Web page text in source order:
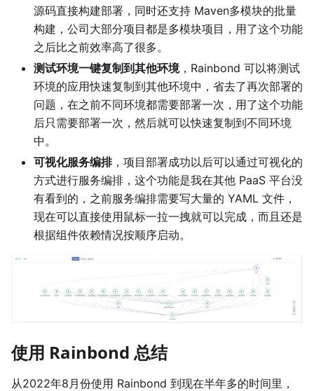
源码直接构建部署，同时还支持 Maven多模块的批量
构建，公司大部分项目都是多模块项目，用了这个功能
之后比之前效率高了很多。
测试环境一键复制到其他环境，Rainbond 可以将测试
环境的应用快速复制到其他环境中，省去了再次部署的
问题，在之前不同环境都需要部署一次，用了这个功能
后只需要部署一次，然后就可以快速复制到不同环境
中。
可视化服务编排，项目部署成功以后可以通过可视化的
方式进行服务编排，这个功能是我在其他 PaaS 平台没
有看到的，之前服务编排需要写大量的 YAML 文件，
现在可以直接使用鼠标一拉一拽就可以完成，而且还是
根据组件依赖情况按顺序启动。
使用 Rainbond 总结
从2022年8月份使用 Rainbond 到现在半年多的时间里，